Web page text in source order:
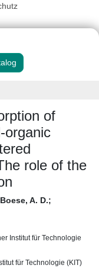
of
organic
role of the
Boese, A. D.;
Institut für Technologie
für Technologie (KIT)